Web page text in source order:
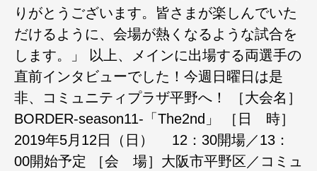
りがとうございます。皆さまが楽しんでいた
だけるように、会場が熱くなるような試合を
します。」 以上、メインに出場する両選手の
直前インタビューでした！今週日曜日は是
非、コミュニティプラザ平野へ！ ［大会名］
BORDER-season11-「The2nd」 ［日 時］
2019年5月12日（日） 12：30開場／13：
00開始予定 ［会 場］大阪市平野区／コミュ